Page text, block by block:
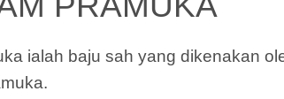
ialah baju sah yang dikenakan